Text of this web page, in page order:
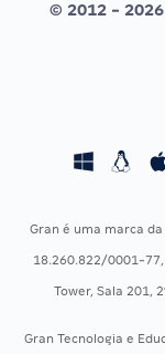
CONCURSOS POR
Concursos Fiscais
Concursos Saúde
Residência
© 2012 -
Gran é uma marca
18.260.822/0001-77,
Tower, Sala 201,
Gran Tecnologia e